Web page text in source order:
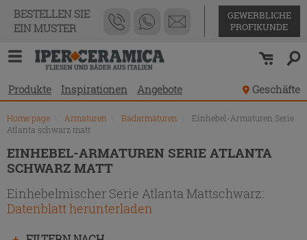
BESTELLEN SIE
EIN MUSTER
GEWERBLICHE
PROFIKUNDE
Produkte Inspirationen Angebote Geschäfte
Home page Armaturen Badarmaturen
Einhebel-Armaturen Serie
Atlanta schwarz matt
EINHEBEL-ARMATUREN SERIE ATLANTA
SCHWARZ MATT
Einhebelmischer Serie Atlanta Mattschwarz:
Datenblatt herunterladen
Produktverzeichnis
Drücken